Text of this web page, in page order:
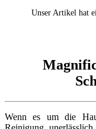
Unser Artikel hat
Wenn es um die